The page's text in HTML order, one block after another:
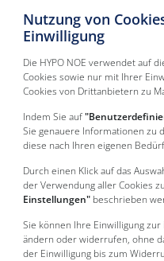
Nutzung von
Einwilligung
Die HYPO NOE verwendet auf
Cookies sowie nur mit Ihrer
Cookies von Drittanbietern zu
Indem Sie auf
Sie genauere Informationen zu
diese nach Ihren eigenen
Durch einen Klick auf das
der Verwendung aller Cookies
Einstellungen" beschrieben
Sie können Ihre Einwilligung
ändern oder widerrufen, ohne
der Einwilligung bis zum